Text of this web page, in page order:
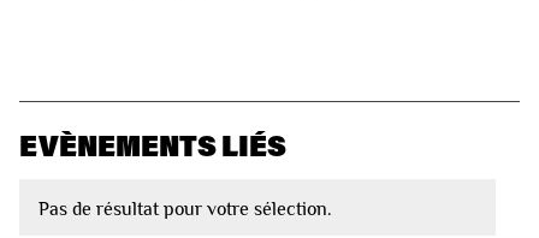
EVÈNEMENTS LIÉS
Pas de résultat pour votre sélection.